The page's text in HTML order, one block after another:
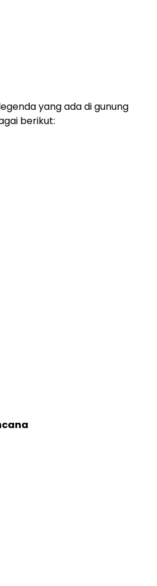
yang ada di gunung
berikut: